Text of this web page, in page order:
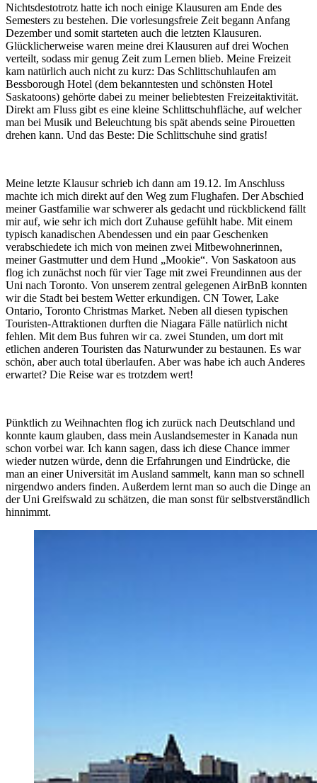
Nichtsdestotrotz hatte ich noch einige Klausuren am Ende des
Semesters zu bestehen. Die vorlesungsfreie Zeit begann Anfang
Dezember und somit starteten auch die letzten Klausuren.
Glücklicherweise waren meine drei Klausuren auf drei Wochen
verteilt, sodass mir genug Zeit zum Lernen blieb. Meine Freizeit
kam natürlich auch nicht zu kurz: Das Schlittschuhlaufen am
Bessborough Hotel (dem bekanntesten und schönsten Hotel
Saskatoons) gehörte dabei zu meiner beliebtesten Freizeitaktivität.
Direkt am Fluss gibt es eine kleine Schlittschuhfläche, auf welcher
man bei Musik und Beleuchtung bis spät abends seine Pirouetten
drehen kann. Und das Beste: Die Schlittschuhe sind gratis!
Meine letzte Klausur schrieb ich dann am 19.12. Im Anschluss
machte ich mich direkt auf den Weg zum Flughafen. Der Abschied
meiner Gastfamilie war schwerer als gedacht und rückblickend fällt
mir auf, wie sehr ich mich dort Zuhause gefühlt habe. Mit einem
typisch kanadischen Abendessen und ein paar Geschenken
verabschiedete ich mich von meinen zwei Mitbewohnerinnen,
meiner Gastmutter und dem Hund „Mookie“. Von Saskatoon aus
flog ich zunächst noch für vier Tage mit zwei Freundinnen aus der
Uni nach Toronto. Von unserem zentral gelegenen AirBnB konnten
wir die Stadt bei bestem Wetter erkundigen. CN Tower, Lake
Ontario, Toronto Christmas Market. Neben all diesen typischen
Touristen-Attraktionen durften die Niagara Fälle natürlich nicht
fehlen. Mit dem Bus fuhren wir ca. zwei Stunden, um dort mit
etlichen anderen Touristen das Naturwunder zu bestaunen. Es war
schön, aber auch total überlaufen. Aber was habe ich auch Anderes
erwartet? Die Reise war es trotzdem wert!
Pünktlich zu Weihnachten flog ich zurück nach Deutschland und
konnte kaum glauben, dass mein Auslandsemester in Kanada nun
schon vorbei war. Ich kann sagen, dass ich diese Chance immer
wieder nutzen würde, denn die Erfahrungen und Eindrücke, die
man an einer Universität im Ausland sammelt, kann man so schnell
nirgendwo anders finden. Außerdem lernt man so auch die Dinge an
der Uni Greifswald zu schätzen, die man sonst für selbstverständlich
hinnimmt.